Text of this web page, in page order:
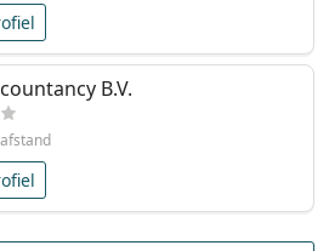
B.V.